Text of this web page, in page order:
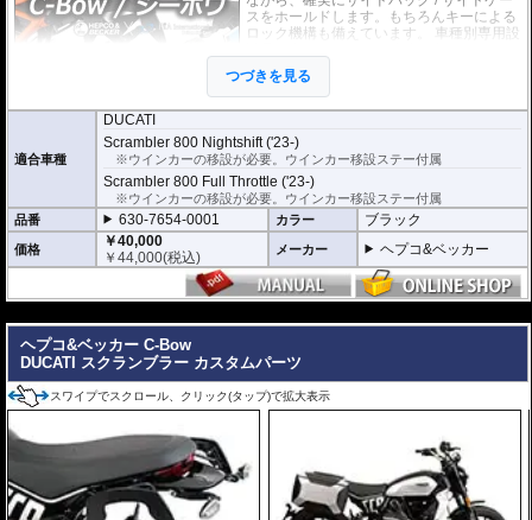
スをホールドします。もちろんキーによる
ロック機構も備えています。 車種別専用設
※耐加重 : 片側 5kg (ケース、バッグの自重
を除く)
※バッグの搭載位置を 50mm 前方または後方、30mm 上方または下方に移設す
る移設キット(オプション)もあります。
つづきを見る
適合車種
DUCATI
Scrambler 800 Nightshift ('23-)
※ウインカーの移設が必要。ウインカー移設ステー付属
Scrambler 800 Full Throttle ('23-)
※ウインカーの移設が必要。ウインカー移設ステー付属
品番
630-7654-0001 カラー ブラック
価格
￥40,000
￥44,000(税込) メーカー ヘプコ&ベッカー
ヘプコ&ベッカー C-Bow
DUCATI スクランブラー カスタムパーツ
スワイプでスクロール、クリック(タップ)で拡大表示